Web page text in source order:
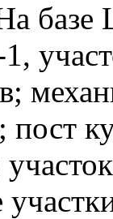
базе
пост